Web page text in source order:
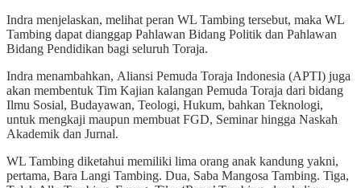
Indra menjelaskan, melihat peran WL Tambing tersebut, maka WL
Tambing dapat dianggap Pahlawan Bidang Politik dan Pahlawan
Bidang Pendidikan bagi seluruh Toraja.
Indra menambahkan, Aliansi Pemuda Toraja Indonesia (APTI) juga
akan membentuk Tim Kajian kalangan Pemuda Toraja dari bidang
Ilmu Sosial, Budayawan, Teologi, Hukum, bahkan Teknologi,
untuk mengkaji maupun membuat FGD, Seminar hingga Naskah
Akademik dan Jurnal.
WL Tambing diketahui memiliki lima orang anak kandung yakni,
pertama, Bara Langi Tambing. Dua, Saba Mangosa Tambing. Tiga,